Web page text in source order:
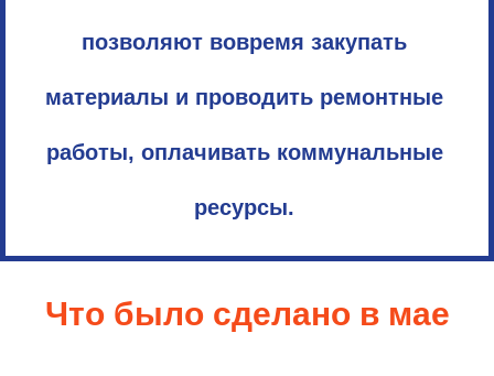
позволяют вовремя закупать
материалы и проводить ремонтные
работы, оплачивать коммунальные
ресурсы.
Что было сделано в мае